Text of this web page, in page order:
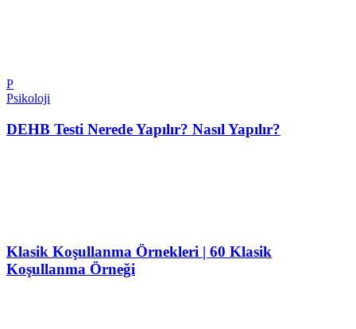
P
Psikoloji
DEHB Testi Nerede Yapılır? Nasıl Yapılır?
Klasik Koşullanma Örnekleri | 60 Klasik
Koşullanma Örneği